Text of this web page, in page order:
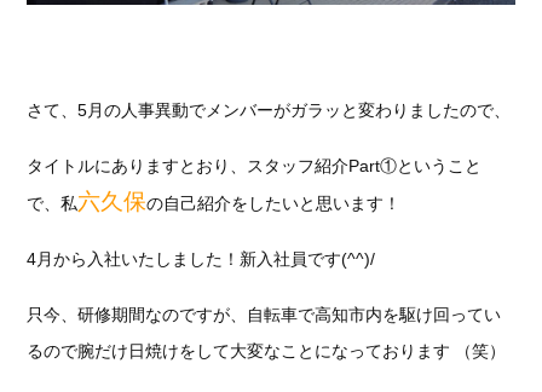
さて、5月の人事異動でメンバーがガラッと変わりましたので、
タイトルにありますとおり、スタッフ紹介Part①ということ
で、私六久保の自己紹介をしたいと思います！
4月から入社いたしました！新入社員です(^^)/
只今、研修期間なのですが、自転車で高知市内を駆け回ってい
るので腕だけ日焼けをして大変なことになっております （笑）